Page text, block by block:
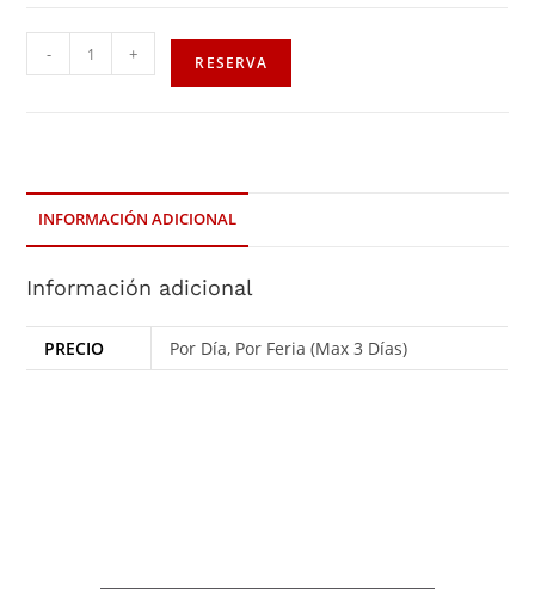
- + RESERVA
INFORMACIÓN ADICIONAL
Información adicional
PRECIO Por Día, Por Feria (Max 3 Días)